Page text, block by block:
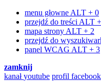
menu głowne ALT + 0
przejdź do treści ALT
mapa strony ALT + 2
przejdź do
panel WCAG ALT + 3
zamknij
kanałyoutube profil facebook